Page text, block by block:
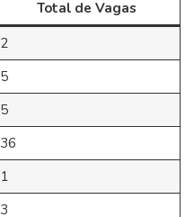
Total de Vagas
2
5
5
36
1
3